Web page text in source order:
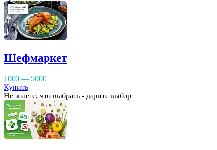
Шефмаркет
1000 — 5000
Купить
Не знаете, что выбрать - дарите выбор